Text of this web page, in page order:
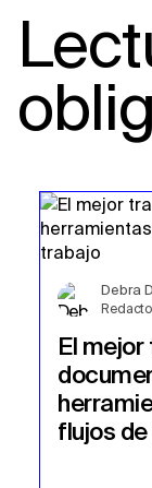
Debra
El
flujos